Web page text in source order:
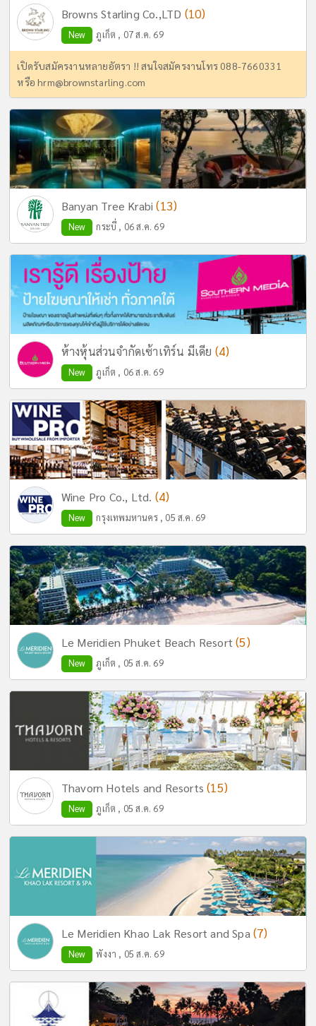
Browns Starling Co.,LTD (10)
New ภูเก็ต , 07 ส.ค. 69
เปิดรับสมัครงานหลายอัตรา !! สนใจสมัครงานโทร 088-7660331
หรือhrm@brownstarling.com
Banyan Tree Krabi(13)
New กระบี่ , 06 ส.ค. 69
ห้างหุ้นส่วนจำกัดเซ้าเทิร์น มีเดีย (4)
New ภูเก็ต , 06 ส.ค. 69
Wine Pro Co., Ltd. (4)
New กรุงเทพมหานคร , 05 ส.ค. 69
Le Meridien Phuket Beach Resort(5)
New ภูเก็ต , 05 ส.ค. 69
Thavorn Hotels and Resorts(15)
New ภูเก็ต , 05 ส.ค. 69
Le Meridien Khao Lak Resort and Spa (7)
New พังงา , 05 ส.ค. 69